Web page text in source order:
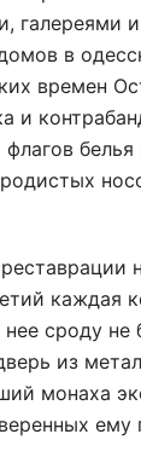
галереями
в
времен
и
белья
каждая
нее сроду не
из
монаха
ему